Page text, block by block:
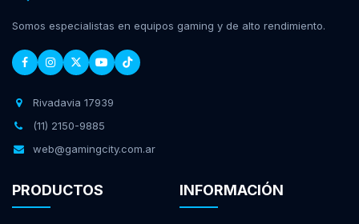
Somos especialistas en equipos gaming y de alto rendimiento.
Rivadavia 17939
(11) 2150-9885
web@gamingcity.com.ar
PRODUCTOS INFORMACIÓN